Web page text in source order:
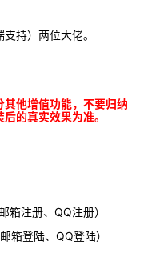
持）两位大佬。
他增值功能，不要归纳
的真实效果为准。
箱注册、QQ注册）
箱登陆、QQ登陆）